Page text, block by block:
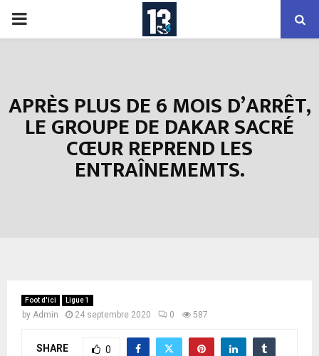
PRIMARY
APRÈS PLUS DE 6 MOIS D’ARRÊT,
LE GROUPE DE DAKAR SACRÉ
CŒUR REPREND LES
ENTRAÎNEMEMTS.
Foot d'ici Ligue 1
by Admin 24 septembre 2020 0 587
SHARE 0